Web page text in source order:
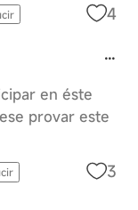
4
en éste
provar este
3